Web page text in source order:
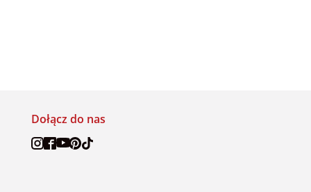
Dołącz do nas